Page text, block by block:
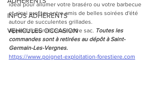
INFOS ADHÉRENTS
VEHICULES OCCASION
idéal pour allumer votre braséro ou votre barbecue
et ainsi profiter entre amis de belles soirées d'été
autour de succulentes grillades.
Appelez pour réserver votre sac. Toutes les
commandes sont à retirées au dépôt à Saint-
Germain-Les-Vergnes.
https://www.poignet-exploitation-forestiere.com